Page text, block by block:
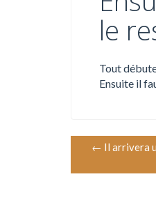
le
Tout
Ensuite il
a
← Il arrivera